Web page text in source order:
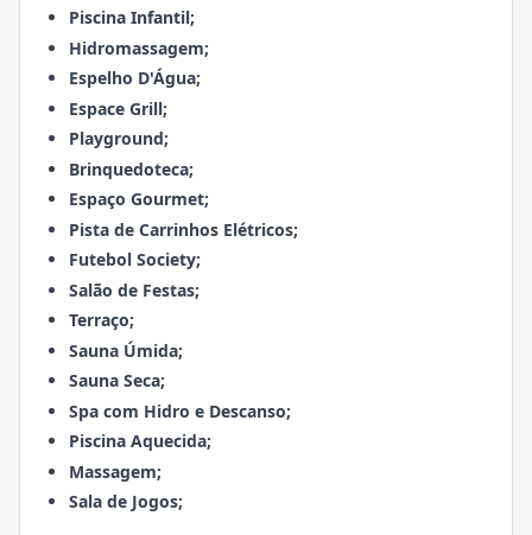
Piscina Infantil;
Hidromassagem;
Espelho D'Água;
Espace Grill;
Playground;
Brinquedoteca;
Espaço Gourmet;
Pista de Carrinhos Elétricos;
Futebol Society;
Salão de Festas;
Terraço;
Sauna Úmida;
Sauna Seca;
Spa com Hidro e Descanso;
Piscina Aquecida;
Massagem;
Sala de Jogos;